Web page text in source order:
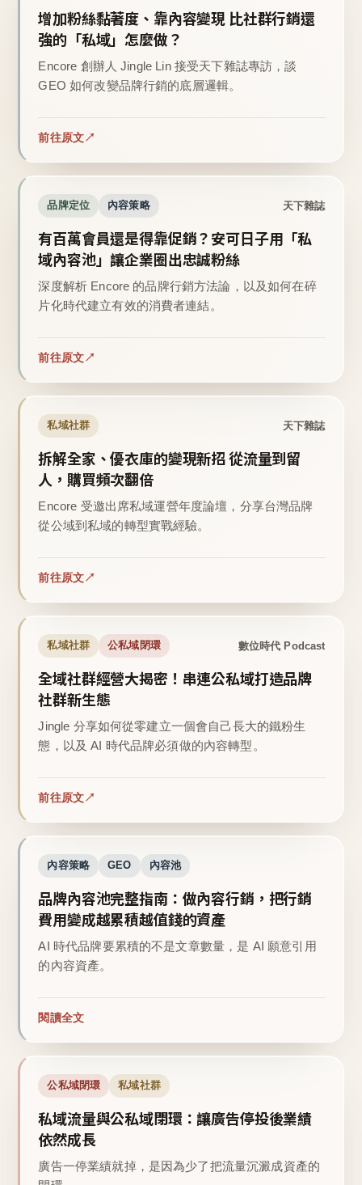
增加粉絲黏著度、靠內容變現 比社群行銷還
強的「私域」怎麼做？
Encore 創辦人 Jingle Lin 接受天下雜誌專訪，談
GEO 如何改變品牌行銷的底層邏輯。
前往原文
品牌定位 內容策略 天下雜誌
有百萬會員還是得靠促銷？安可日子用「私
域內容池」讓企業圈出忠誠粉絲
深度解析 Encore 的品牌行銷方法論，以及如何在碎
片化時代建立有效的消費者連結。
前往原文
私域社群 天下雜誌
拆解全家、優衣庫的變現新招 從流量到留
人，購買頻次翻倍
Encore 受邀出席私域運營年度論壇，分享台灣品牌
從公域到私域的轉型實戰經驗。
前往原文
私域社群 公私域閉環 數位時代 Podcast
全域社群經營大揭密！串連公私域打造品牌
社群新生態
Jingle 分享如何從零建立一個會自己長大的鐵粉生
態，以及 AI 時代品牌必須做的內容轉型。
前往原文
內容策略 GEO 內容池
品牌內容池完整指南：做內容行銷，把行銷
費用變成越累積越值錢的資產
AI 時代品牌要累積的不是文章數量，是 AI 願意引用
的內容資產。
閱讀全文
公私域閉環 私域社群
私域流量與公私域閉環：讓廣告停投後業績
依然成長
廣告一停業績就掉，是因為少了把流量沉澱成資產的